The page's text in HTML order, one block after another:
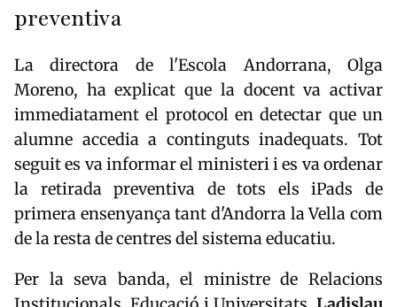
preventiva
La directora de l'Escola Andorrana, Olga
Moreno, ha explicat que la docent va activar
immediatament el protocol en detectar que un
alumne accedia a continguts inadequats. Tot
seguit es va informar el ministeri i es va ordenar
la retirada preventiva de tots els iPads de
primera ensenyança tant d'Andorra la Vella com
de la resta de centres del sistema educatiu.
Per la seva banda, el ministre de Relacions